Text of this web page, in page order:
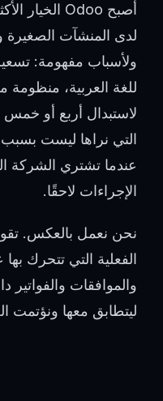
لدى المنشآت الصغيرة
ولأسباب مفهومة:
للغة العربية، منظومة
لاستبدال أربع أو
عندما تشتري الشركة
الإجراءات لاحقًا.
الفعلية التي تتحرك
ليتطابق معها ونؤتمت